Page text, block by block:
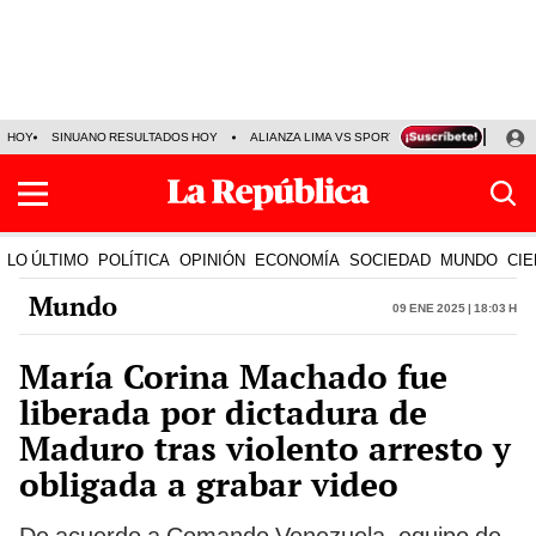
HOY SINUANO RESULTADOS HOY ALIANZA LIMA VS SPORT BOYS JORGE
LO ÚLTIMO POLÍTICA OPINIÓN ECONOMÍA SOCIEDAD MUNDO
Mundo 09 Ene 2025 | 18:03 h
María Corina Machado fue
liberada por dictadura de
Maduro tras violento arresto y
obligada a grabar video